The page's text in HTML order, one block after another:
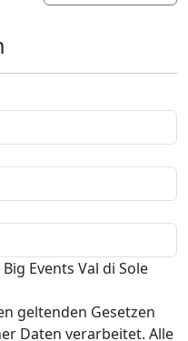
Events Val di Sole
geltenden Gesetzen
Daten verarbeitet. Alle